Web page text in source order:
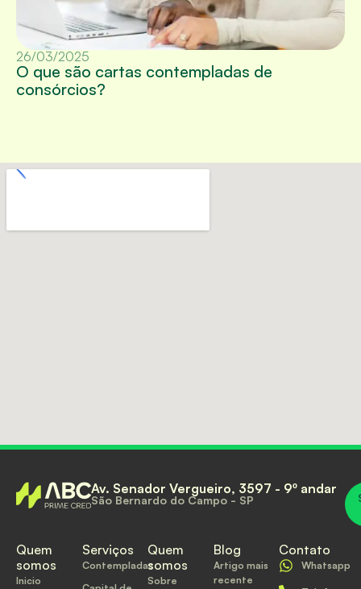
26/03/2025
O que são cartas contempladas de
consórcios?
Av. Senador Vergueiro, 3597 - 9º andar
São Bernardo do Campo - SP
Quem
somos
Inicio
Serviços
Contempladas
Quem
somos
Sobre
Blog
Artigo mais
recente
Contato
Whatsapp